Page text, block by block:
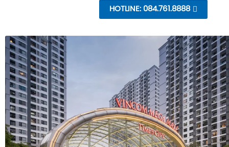
HOTLINE: 084.761.8888